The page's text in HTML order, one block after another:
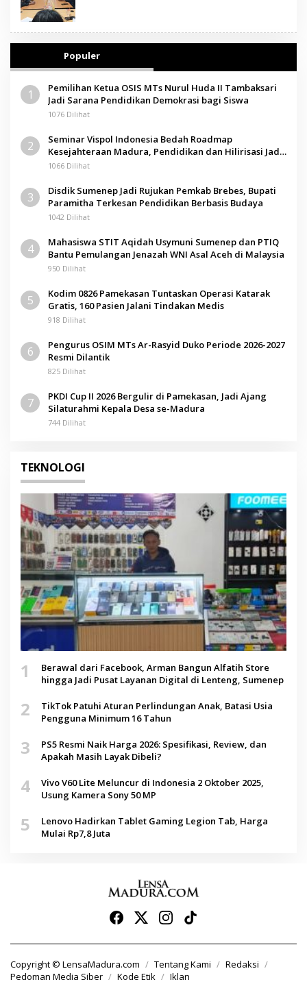
Populer
1
Pemilihan Ketua OSIS MTs Nurul Huda II Tambaksari
Jadi Sarana Pendidikan Demokrasi bagi Siswa
1076 Dilihat
2
Seminar Vispol Indonesia Bedah Roadmap
Kesejahteraan Madura, Pendidikan dan Hilirisasi Jadi
Kunci
1066 Dilihat
3
Disdik Sumenep Jadi Rujukan Pemkab Brebes, Bupati
Paramitha Terkesan Pendidikan Berbasis Budaya
1042 Dilihat
4
Mahasiswa STIT Aqidah Usymuni Sumenep dan PTIQ
Bantu Pemulangan Jenazah WNI Asal Aceh di Malaysia
950 Dilihat
5
Kodim 0826 Pamekasan Tuntaskan Operasi Katarak
Gratis, 160 Pasien Jalani Tindakan Medis
918 Dilihat
6
Pengurus OSIM MTs Ar-Rasyid Duko Periode 2026-2027
Resmi Dilantik
825 Dilihat
7
PKDI Cup II 2026 Bergulir di Pamekasan, Jadi Ajang
Silaturahmi Kepala Desa se-Madura
744 Dilihat
TEKNOLOGI
1
Berawal dari Facebook, Arman Bangun Alfatih Store
hingga Jadi Pusat Layanan Digital di Lenteng, Sumenep
2
TikTok Patuhi Aturan Perlindungan Anak, Batasi Usia
Pengguna Minimum 16 Tahun
3
PS5 Resmi Naik Harga 2026: Spesifikasi, Review, dan
Apakah Masih Layak Dibeli?
4
Vivo V60 Lite Meluncur di Indonesia 2 Oktober 2025,
Usung Kamera Sony 50 MP
5
Lenovo Hadirkan Tablet Gaming Legion Tab, Harga
Mulai Rp7,8 Juta
Copyright © LensaMadura.com Tentang Kami
Redaksi
Pedoman Media Siber
Kode Etik Iklan